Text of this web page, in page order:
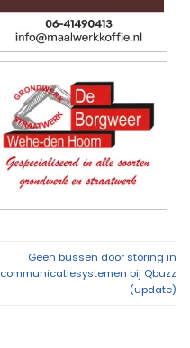
Geen bussen door storing in
communicatiesystemen bij Qbuzz
(update)